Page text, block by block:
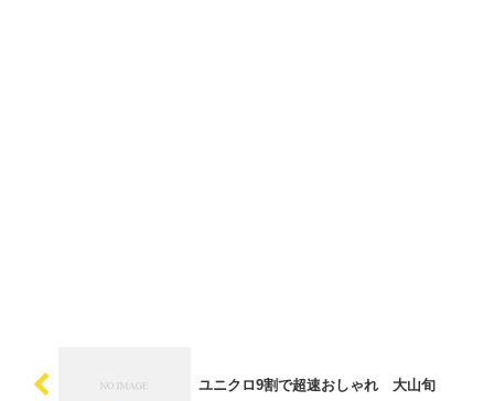
ユニクロ9割で超速おしゃれ 大山旬